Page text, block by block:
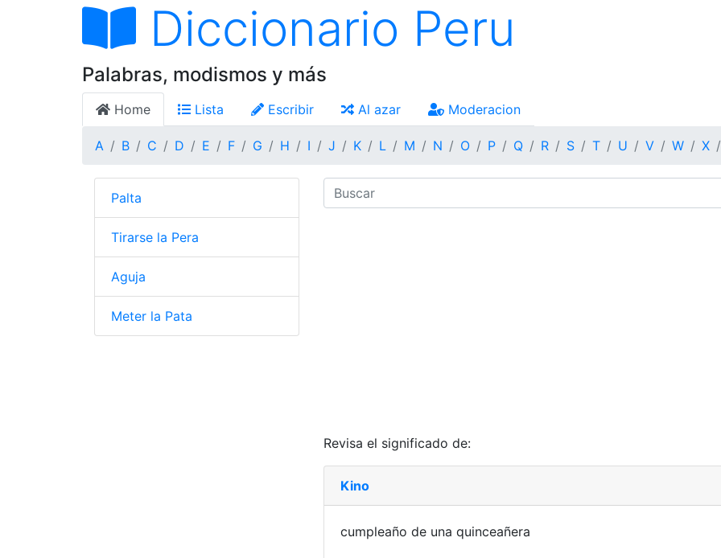
Diccionario Peru
Palabras, modismos y más
Home Lista Escribir Al azar Moderacion
A B C D E F G H I J K L M N O P Q R S T U V W X
Revisa el significado de:
Kino
cumpleaño de una quinceañera
Palta
Tirarse la Pera
Aguja
Meter la Pata